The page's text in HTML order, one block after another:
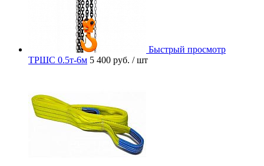
Быстрый просмотр
ТРШС 0.5т-6м 5 400 руб. / шт